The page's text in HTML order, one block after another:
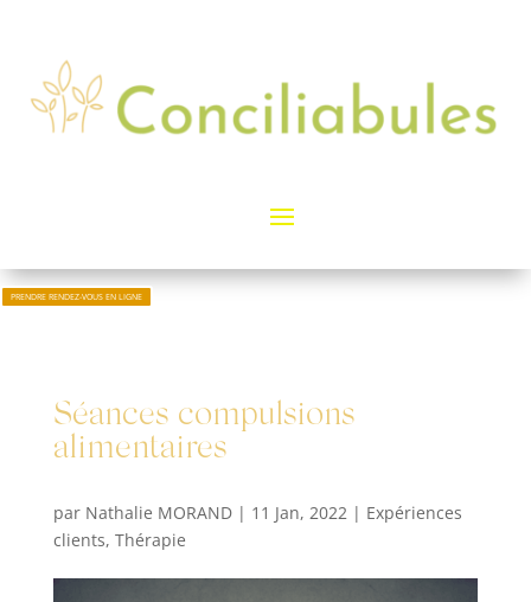
PRENDRE RENDEZ-VOUS EN LIGNE
Séances compulsions
alimentaires
par Nathalie MORAND| 11 Jan, 2022| Expériences
clients, Thérapie